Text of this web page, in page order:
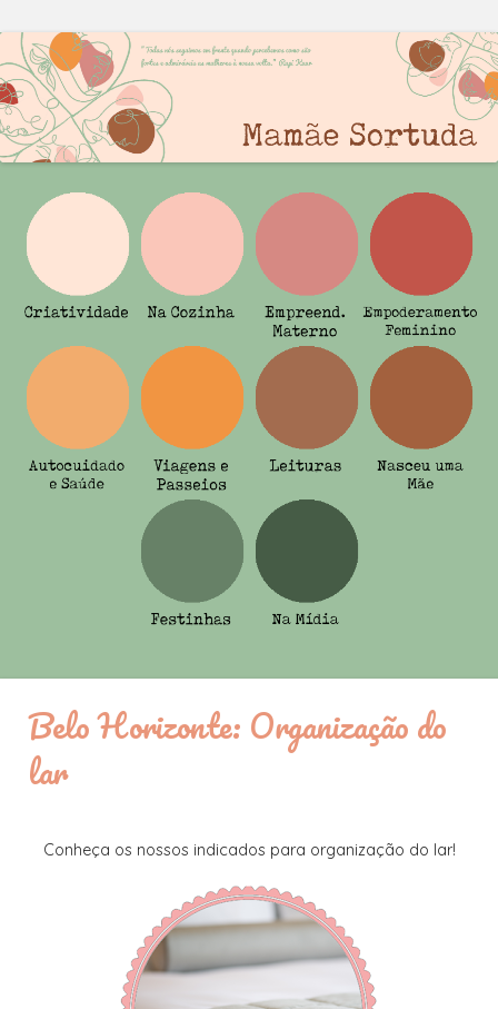
Belo Horizonte: Organização do
lar
Conheça os nossos indicados para organização do lar!